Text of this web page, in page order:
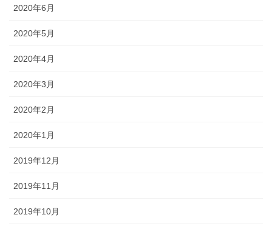
2020年6月
2020年5月
2020年4月
2020年3月
2020年2月
2020年1月
2019年12月
2019年11月
2019年10月